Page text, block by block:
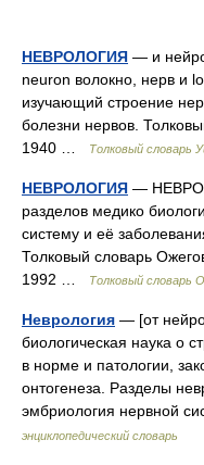
НЕВРОЛОГИЯ — и
neuron волокно, нерв и
изучающий строение
болезни нервов.
1940 …
Толковый словарь
НЕВРОЛОГИЯ —
разделов медико
систему и её
Толковый словарь
1992 …
Толковый словарь
Неврология — [от
биологическая наука о
в норме и патологии,
онтогенеза. Разделы
эмбриология нервной
энциклопедический словарь